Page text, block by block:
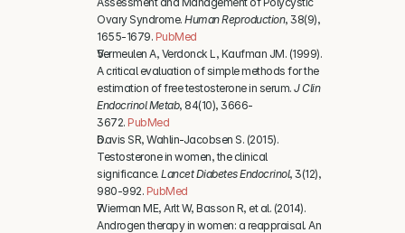
Ovary Syndrome. Human Reproduction, 38(9),
1655-1679. PubMed
Vermeulen A, Verdonck L, Kaufman JM. (1999).
A critical evaluation of simple methods for the
estimation of free testosterone in serum. J Clin
Endocrinol Metab, 84(10), 3666-
3672. PubMed
Davis SR, Wahlin-Jacobsen S. (2015).
Testosterone in women, the clinical
significance. Lancet Diabetes Endocrinol, 3(12),
980-992. PubMed
Wierman ME, Arlt W, Basson R, et al. (2014).
Androgen therapy in women: a reappraisal. An